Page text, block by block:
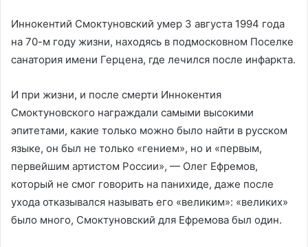
Иннокентий Смоктуновский умер 3 августа 1994 года
на 70-м году жизни, находясь в подмосковном Поселке
санатория имени Герцена, где лечился после инфаркта.
И при жизни, и после смерти Иннокентия
Смоктуновского награждали самыми высокими
эпитетами, какие только можно было найти в русском
языке, он был не только «гением», но и «первым,
первейшим артистом России», — Олег Ефремов,
который не смог говорить на панихиде, даже после
ухода отказывался называть его «великим»: «великих»
было много, Смоктуновский для Ефремова был один.